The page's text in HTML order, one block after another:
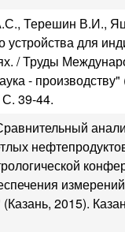
Терешин В.И.,
устройства для
/ Труды
-
39-44.
(Казань, 2015).